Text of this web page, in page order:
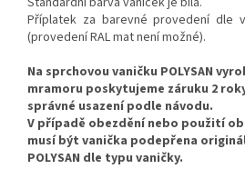
Příplatek za barevné provedení dle
(provedení RAL mat není možné).
Na sprchovou vaničku POLYSAN
mramoru poskytujeme záruku 2
správné usazení podle návodu.
V případě obezdění nebo použití
musí být vanička podepřena
POLYSAN dle typu vaničky.